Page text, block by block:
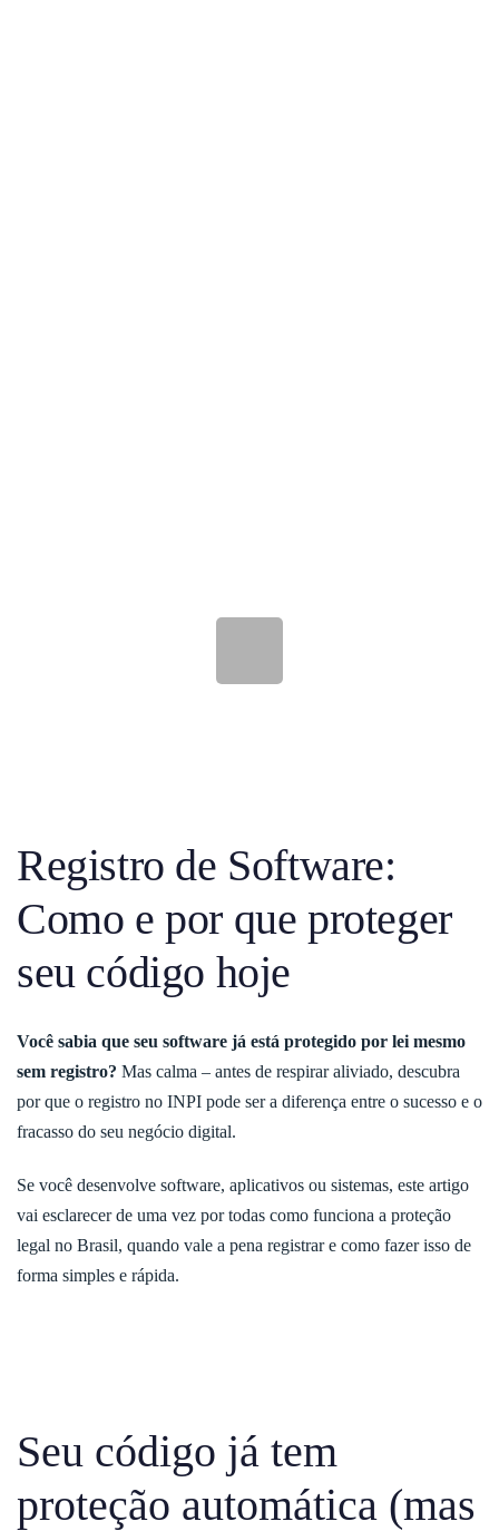
Registro de Software:
Como e por que proteger
seu código hoje
Você sabia que seu software já está protegido por lei mesmo
sem registro? Mas calma – antes de respirar aliviado, descubra
por que o registro no INPI pode ser a diferença entre o sucesso e o
fracasso do seu negócio digital.
Se você desenvolve software, aplicativos ou sistemas, este artigo
vai esclarecer de uma vez por todas como funciona a proteção
legal no Brasil, quando vale a pena registrar e como fazer isso de
forma simples e rápida.
Seu código já tem
proteção automática (mas